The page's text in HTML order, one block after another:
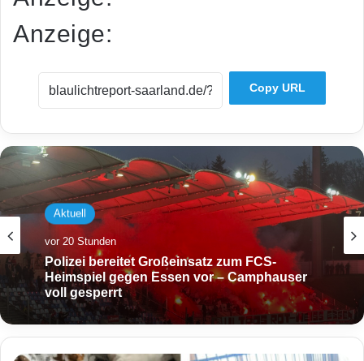
Anzeige:
Copy URL
Aktuell
vor 20 Stunden
Polizei bereitet Großeinsatz zum FCS-
Heimspiel gegen Essen vor – Camphauser
voll gesperrt